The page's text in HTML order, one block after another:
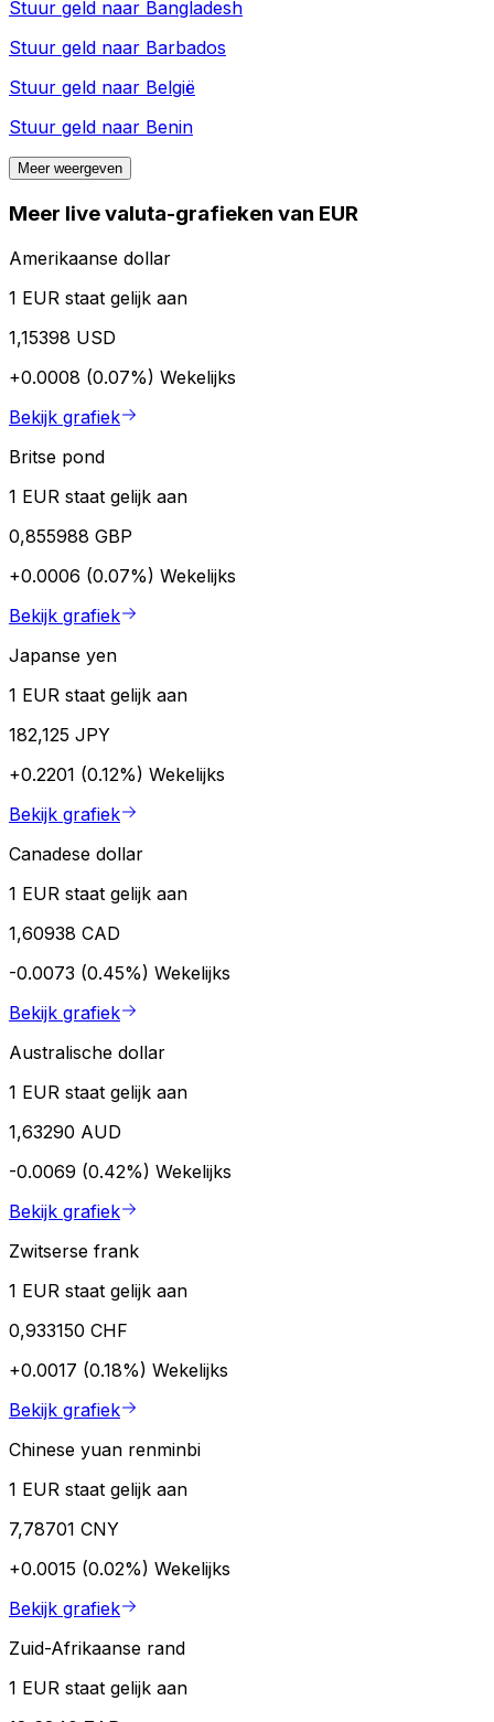
Stuur geld naar Bangladesh
Stuur geld naar Barbados
Stuur geld naar België
Stuur geld naar Benin
Meer weergeven
Meer live valuta-grafieken van EUR
Amerikaanse dollar
1 EUR staat gelijk aan
1,15398 USD
+0.0008 (0.07%) Wekelijks
Bekijk grafiek
Britse pond
1 EUR staat gelijk aan
0,855988 GBP
+0.0006 (0.07%) Wekelijks
Bekijk grafiek
Japanse yen
1 EUR staat gelijk aan
182,125 JPY
+0.2201 (0.12%) Wekelijks
Bekijk grafiek
Canadese dollar
1 EUR staat gelijk aan
1,60938 CAD
-0.0073 (0.45%) Wekelijks
Bekijk grafiek
Australische dollar
1 EUR staat gelijk aan
1,63290 AUD
-0.0069 (0.42%) Wekelijks
Bekijk grafiek
Zwitserse frank
1 EUR staat gelijk aan
0,933150 CHF
+0.0017 (0.18%) Wekelijks
Bekijk grafiek
Chinese yuan renminbi
1 EUR staat gelijk aan
7,78701 CNY
+0.0015 (0.02%) Wekelijks
Bekijk grafiek
Zuid-Afrikaanse rand
1 EUR staat gelijk aan